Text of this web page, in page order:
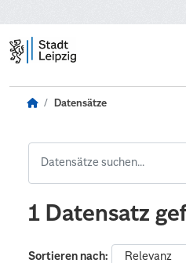
Datensätze
1 Datensatz
Sortieren nach